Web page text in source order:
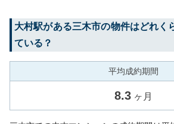
大村駅がある三木市の物件はどれく
ている？
平均成約期間
8.3 ヶ月